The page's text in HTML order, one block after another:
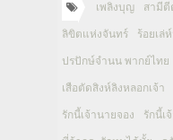
เพลิงบุญ สามีตี
ลิขิตแห่งจันทร์ ร้อยเล่
ปรปักษ์จำนน พากย์ไทย
เสือตัดสิงห์ลิงหลอกเจ้า
รักนี้เจ้านายจอง รักนี้เ